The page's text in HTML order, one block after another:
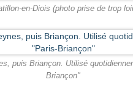
en-Diois (photo prise de trop
puis Briançon. Utilisé
Briançon"